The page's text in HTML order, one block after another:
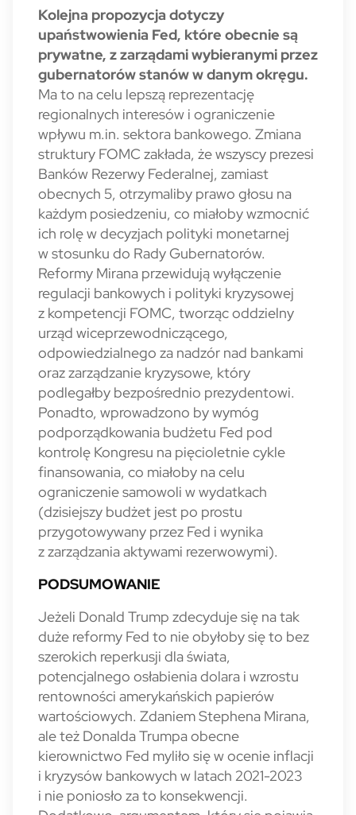
Kolejna propozycja dotyczy
upaństwowienia Fed, które obecnie są
prywatne, z zarządami wybieranymi przez
gubernatorów stanów w danym okręgu.
Ma to na celu lepszą reprezentację
regionalnych interesów i ograniczenie
wpływu m.in. sektora bankowego. Zmiana
struktury FOMC zakłada, że wszyscy prezesi
Banków Rezerwy Federalnej, zamiast
obecnych 5, otrzymaliby prawo głosu na
każdym posiedzeniu, co miałoby wzmocnić
ich rolę w decyzjach polityki monetarnej
w stosunku do Rady Gubernatorów.
Reformy Mirana przewidują wyłączenie
regulacji bankowych i polityki kryzysowej
z kompetencji FOMC, tworząc oddzielny
urząd wiceprzewodniczącego,
odpowiedzialnego za nadzór nad bankami
oraz zarządzanie kryzysowe, który
podlegałby bezpośrednio prezydentowi.
Ponadto, wprowadzono by wymóg
podporządkowania budżetu Fed pod
kontrolę Kongresu na pięcioletnie cykle
finansowania, co miałoby na celu
ograniczenie samowoli w wydatkach
(dzisiejszy budżet jest po prostu
przygotowywany przez Fed i wynika
z zarządzania aktywami rezerwowymi).
PODSUMOWANIE
Jeżeli Donald Trump zdecyduje się na tak
duże reformy Fed to nie obyłoby się to bez
szerokich reperkusji dla świata,
potencjalnego osłabienia dolara i wzrostu
rentowności amerykańskich papierów
wartościowych. Zdaniem Stephena Mirana,
ale też Donalda Trumpa obecne
kierownictwo Fed myliło się w ocenie inflacji
i kryzysów bankowych w latach 2021-2023
i nie poniosło za to konsekwencji.